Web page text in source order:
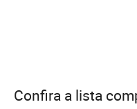
Confira a lista